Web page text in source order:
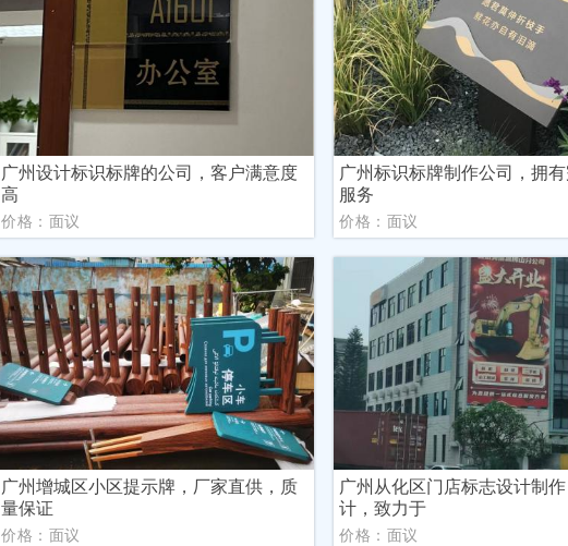
广州设计标识标牌的公司，客户满意度
高
价格：面议
广州标识标牌制作公司，拥
服务
价格：面议
广州增城区小区提示牌，厂家直供，质
量保证
价格：面议
广州从化区门店标志设计制
计，致力于
价格：面议